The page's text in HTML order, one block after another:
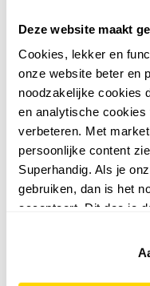
Deze website maakt
Cookies, lekker en
onze website beter en
noodzakelijke cookies
en analytische
verbeteren. Met
persoonlijke content
Superhandig. Als je
gebruiken, dan is het
accepteert. Dit doe je
website niet optimaal